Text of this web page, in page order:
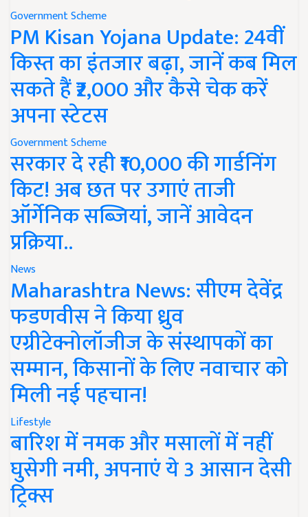
Government Scheme
PM Kisan Yojana Update: 24वीं
किस्त का इंतजार बढ़ा, जानें कब मिल
सकते हैं ₹2,000 और कैसे चेक करें
अपना स्टेटस
Government Scheme
सरकार दे रही ₹10,000 की गार्डनिंग
किट! अब छत पर उगाएं ताजी
ऑर्गेनिक सब्जियां, जानें आवेदन
प्रक्रिया..
News
Maharashtra News: सीएम देवेंद्र
फडणवीस ने किया ध्रुव
एग्रीटेक्नोलॉजीज के संस्थापकों का
सम्मान, किसानों के लिए नवाचार को
मिली नई पहचान!
Lifestyle
बारिश में नमक और मसालों में नहीं
घुसेगी नमी, अपनाएं ये 3 आसान देसी
ट्रिक्स